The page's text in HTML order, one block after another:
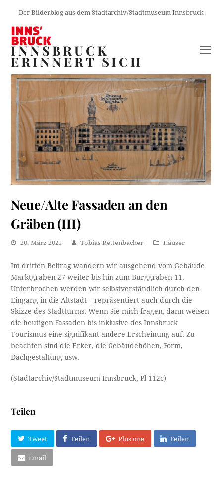
Der Bilderblog aus dem Stadtarchiv/Stadtmuseum Innsbruck
INNSBRUCK
ERINNERT SICH
Neue/Alte Fassaden an den
Gräben (III)
20. März 2025 Tobias Rettenbacher Häuser
Im dritten Beitrag wandern wir ausgehend vom Gebäude
Marktgraben 27 weiter bis hin zum Burggraben 11.
Unterbrochen werden wir selbstverständlich durch den
Eingang in die Altstadt – repräsentiert auch durch die
Skizze des Stadtturms. Wenn Sie mich fragen, dann weisen
die heutigen Fassaden bis inklusive des Innsbruck
Tourismus eine signifikant andere Erscheinung auf. Zu
beachten sind die Erker, die Gebäudehöhen, Form,
Dachgestaltung usw.
(Stadtarchiv/Stadtmuseum Innsbruck, Pl-112c)
Teilen
Tweet Teilen Plus one Teilen
Email